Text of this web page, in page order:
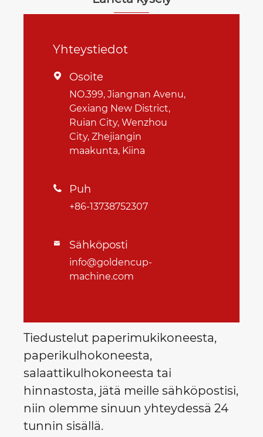
Yhteystiedot
 Osoite
NO.399, Jiangnan Avenu,
Gexiang New District,
Ruian City, Wenzhou
City, Zhejiangin
maakunta, Kiina
 Puh
+86-13738752307
 Sähköposti
info@goldencup-
machine.com
Tiedustelut paperimukikoneesta,
paperikulhokoneesta,
salaattikulhokoneesta tai
hinnastosta, jätä meille sähköpostisi,
niin olemme sinuun yhteydessä 24
tunnin sisällä.